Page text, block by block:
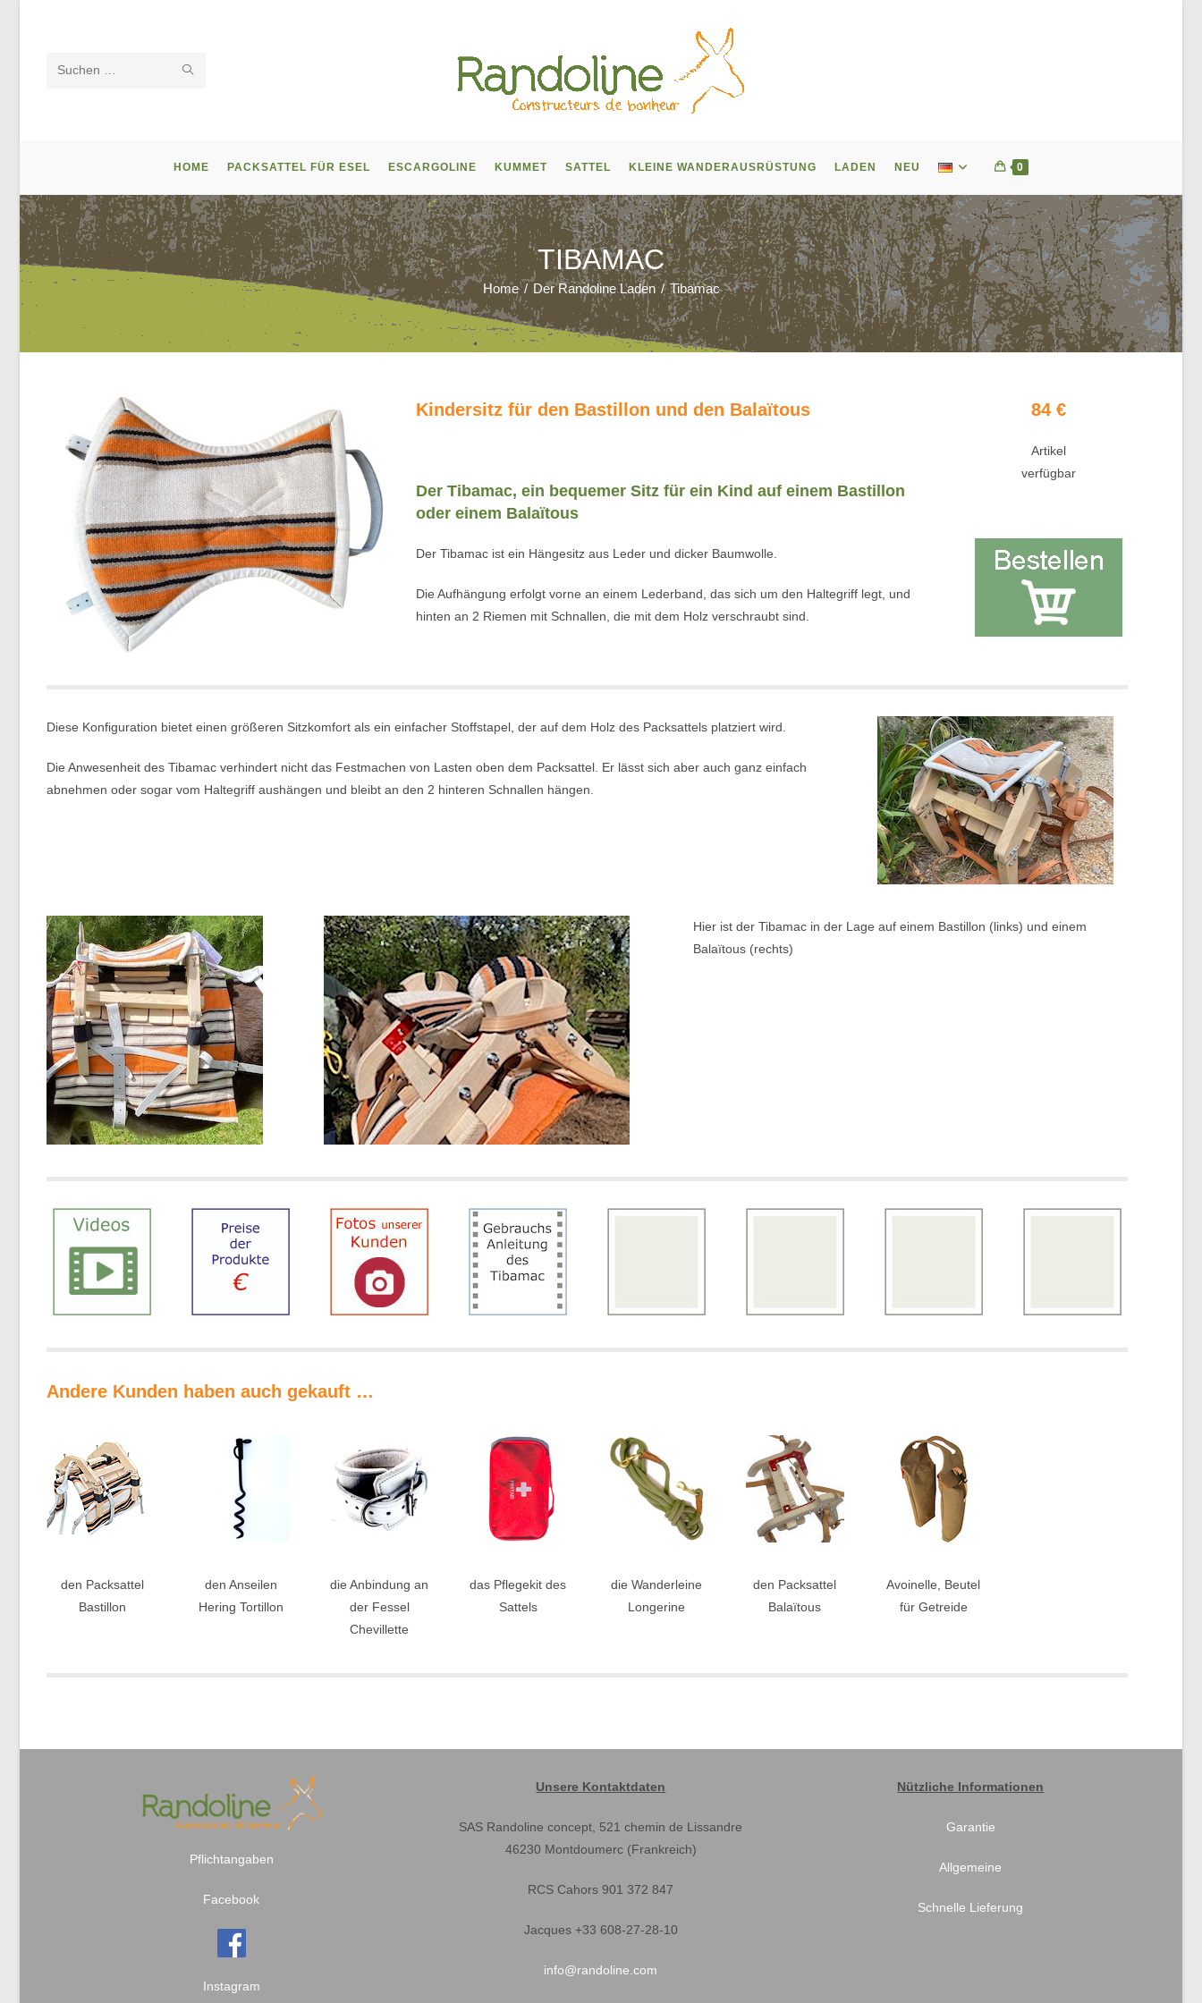
Diese
HOME PACKSATTEL FÜR ESEL ESCARGOLINE KUMMET SATTEL KLEINE WANDERAUSRÜSTUNG LADEN NEU 0
TIBAMAC
Home / Der Randoline Laden / Tibamac
Kindersitz für den Bastillon und den Balaïtous
Der Tibamac, ein bequemer Sitz für ein Kind auf einem Bastillon
oder einem Balaïtous
Der Tibamac ist ein Hängesitz aus Leder und dicker Baumwolle.
Die Aufhängung erfolgt vorne an einem Lederband, das sich um den Haltegriff legt, und
hinten an 2 Riemen mit Schnallen, die mit dem Holz verschraubt sind.
84 €
Artikel
verfügbar
Diese Konfiguration bietet einen größeren Sitzkomfort als ein einfacher Stoffstapel, der auf dem Holz des Packsattels platziert wird.
Die Anwesenheit des Tibamac verhindert nicht das Festmachen von Lasten oben dem Packsattel. Er lässt sich aber auch ganz einfach
abnehmen oder sogar vom Haltegriff aushängen und bleibt an den 2 hinteren Schnallen hängen.
Hier ist der Tibamac in der Lage auf einem Bastillon (links) und einem
Balaïtous (rechts)
Andere Kunden haben auch gekauft …
den Packsattel
Bastillon
den Anseilen
Hering Tortillon
die Anbindung an
der Fessel
Chevillette
das Pflegekit des
Sattels
die Wanderleine
Longerine
den Packsattel
Balaïtous
Avoinelle, Beutel
für Getreide
Pflichtangaben
Facebook
Instagram
Unsere Kontaktdaten
SAS Randoline concept, 521 chemin de Lissandre
46230 Montdoumerc (Frankreich)
RCS Cahors 901 372 847
Jacques +33 608-27-28-10
info@randoline.com
Nützliche Informationen
Garantie
Allgemeine
Schnelle Lieferung